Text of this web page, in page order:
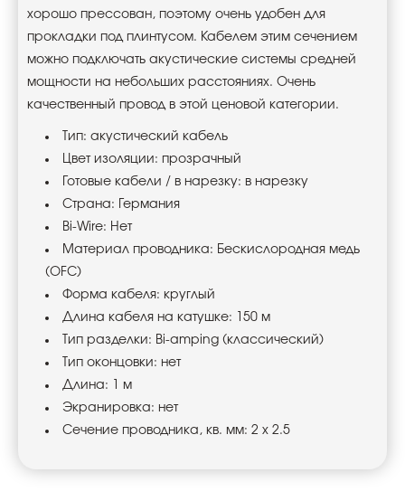
хорошо прессован, поэтому очень удобен для
прокладки под плинтусом. Кабелем этим сечением
можно подключать акустические системы средней
мощности на небольших расстояниях. Очень
качественный провод в этой ценовой категории.
Тип: акустический кабель
Цвет изоляции: прозрачный
Готовые кабели / в нарезку: в нарезку
Страна: Германия
Bi-Wire: Нет
Материал проводника: Беcкислородная медь
(OFC)
Форма кабеля: круглый
Длина кабеля на катушке: 150 м
Тип разделки: Bi-amping (классический)
Тип оконцовки: нет
Длина: 1 м
Экранировка: нет
Сечение проводника, кв. мм: 2 x 2.5